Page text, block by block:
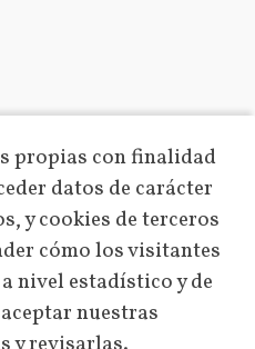
propias con finalidad
datos de carácter
y cookies de terceros
cómo los visitantes
nivel estadístico y de
nuestras